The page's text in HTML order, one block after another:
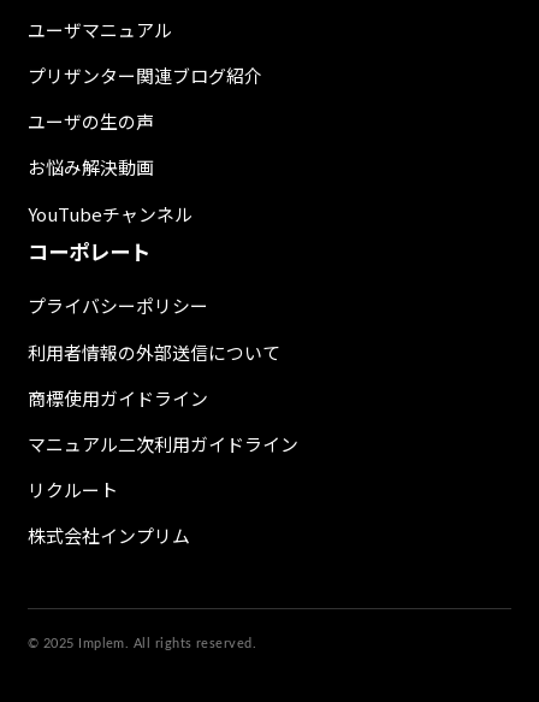
ユーザマニュアル
プリザンター関連ブログ紹介
ユーザの生の声
お悩み解決動画
YouTubeチャンネル
コーポレート
プライバシーポリシー
利用者情報の外部送信について
商標使用ガイドライン
マニュアル二次利用ガイドライン
リクルート
株式会社インプリム
© 2025 Implem. All rights reserved.